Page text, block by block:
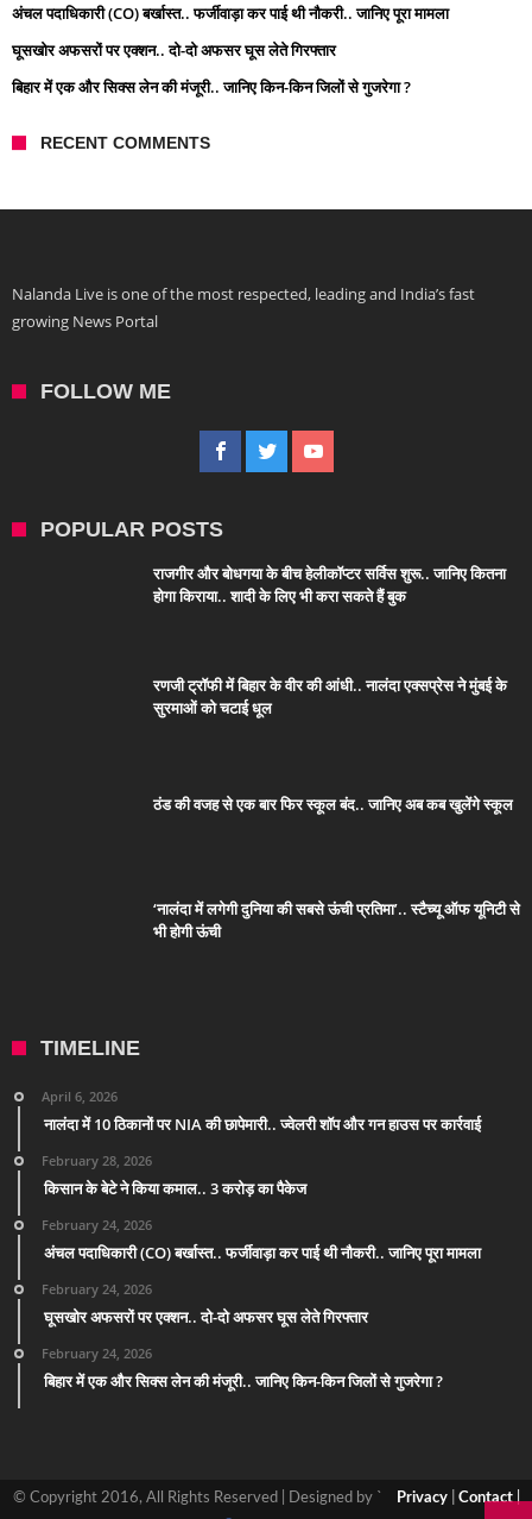
अंचल पदाधिकारी (CO) बर्खास्त.. फर्जीवाड़ा कर पाई थी नौकरी.. जानिए पूरा मामला
घूसखोर अफसरों पर एक्शन.. दो-दो अफसर घूस लेते गिरफ्तार
बिहार में एक और सिक्स लेन की मंजूरी.. जानिए किन-किन जिलों से गुजरेगा ?
RECENT COMMENTS
Nalanda Live is one of the most respected, leading and India’s fast
growing News Portal
FOLLOW ME
POPULAR POSTS
राजगीर और बोधगया के बीच हेलीकॉप्टर सर्विस शुरू.. जानिए कितना
होगा किराया.. शादी के लिए भी करा सकते हैं बुक
रणजी ट्रॉफी में बिहार के वीर की आंधी.. नालंदा एक्सप्रेस ने मुंबई के
सुरमाओं को चटाई धूल
ठंड की वजह से एक बार फिर स्कूल बंद.. जानिए अब कब खुलेंगे स्कूल
‘नालंदा में लगेगी दुनिया की सबसे ऊंची प्रतिमा’.. स्टैच्यू ऑफ यूनिटी से
भी होगी ऊंची
TIMELINE
April 6, 2026
नालंदा में 10 ठिकानों पर NIA की छापेमारी.. ज्वेलरी शॉप और गन हाउस पर कार्रवाई
February 28, 2026
किसान के बेटे ने किया कमाल.. 3 करोड़ का पैकेज
February 24, 2026
अंचल पदाधिकारी (CO) बर्खास्त.. फर्जीवाड़ा कर पाई थी नौकरी.. जानिए पूरा मामला
February 24, 2026
घूसखोर अफसरों पर एक्शन.. दो-दो अफसर घूस लेते गिरफ्तार
February 24, 2026
बिहार में एक और सिक्स लेन की मंजूरी.. जानिए किन-किन जिलों से गुजरेगा ?
© Copyright 2016, All Rights Reserved | Designed by ` Privacy| Contact |